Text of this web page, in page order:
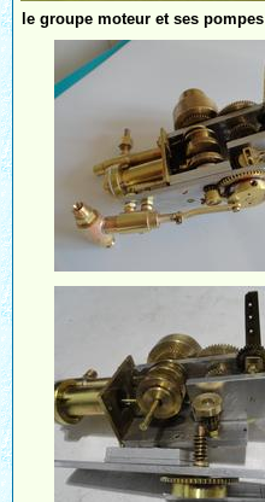
le groupe moteur et ses pompes